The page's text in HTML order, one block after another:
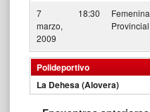
7
marzo,
2009
18:30
Femenina
Provincial
Polideportivo
La Dehesa (Alovera)